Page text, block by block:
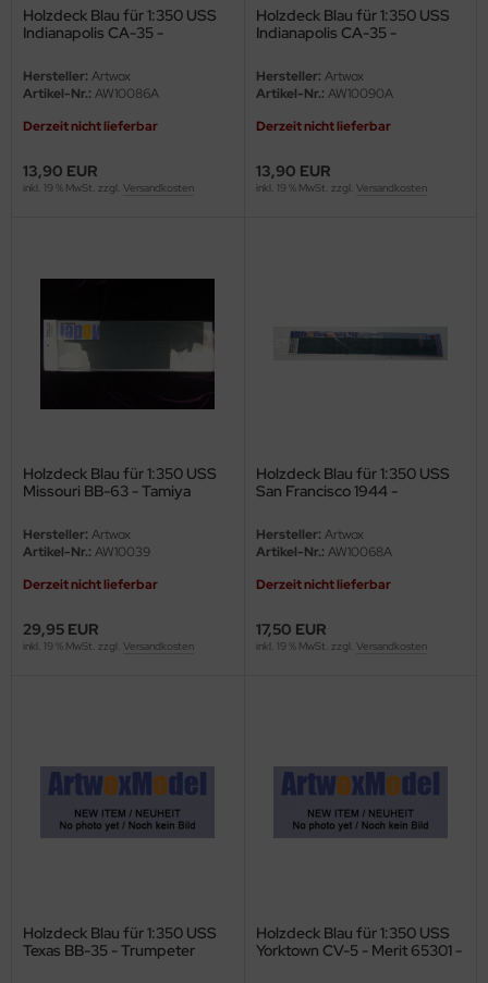
Holzdeck Blau für 1:350 USS
Indianapolis CA-35 -
Hersteller: Artwox
Artikel-Nr.: AW10086A
Derzeit nicht lieferbar
13,90 EUR
inkl. 19 % MwSt. zzgl. Versandkosten
Holzdeck Blau für 1:350 USS
Indianapolis CA-35 -
Hersteller: Artwox
Artikel-Nr.: AW10090A
Derzeit nicht lieferbar
13,90 EUR
inkl. 19 % MwSt. zzgl. Versandkosten
Holzdeck Blau für 1:350 USS
Missouri BB-63 - Tamiya
Hersteller: Artwox
Artikel-Nr.: AW10039
Derzeit nicht lieferbar
29,95 EUR
inkl. 19 % MwSt. zzgl. Versandkosten
Holzdeck Blau für 1:350 USS
San Francisco 1944 -
Hersteller: Artwox
Artikel-Nr.: AW10068A
Derzeit nicht lieferbar
17,50 EUR
inkl. 19 % MwSt. zzgl. Versandkosten
Holzdeck Blau für 1:350 USS
Texas BB-35 - Trumpeter
Holzdeck Blau für 1:350 USS
Yorktown CV-5 - Merit 65301 -